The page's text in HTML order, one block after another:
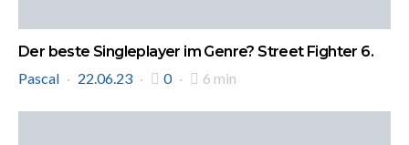
Der beste Singleplayer im Genre? Street Fighter 6.
Pascal
22.06.23 0 6 min